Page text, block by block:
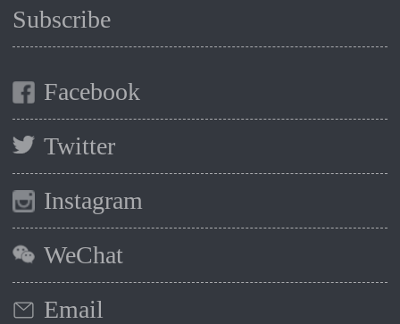
Subscribe
Facebook
Twitter
Instagram
WeChat
Email